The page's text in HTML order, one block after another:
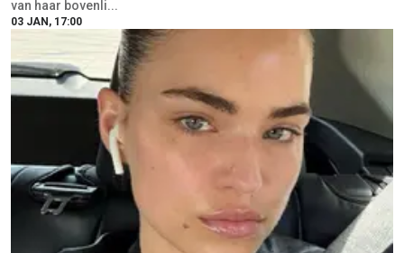
van haar bovenli...
03 JAN, 17:00